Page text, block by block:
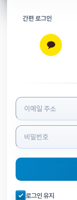
간편 로그인
로그인 정보 입력
자동로그인 체크
로그인 유지